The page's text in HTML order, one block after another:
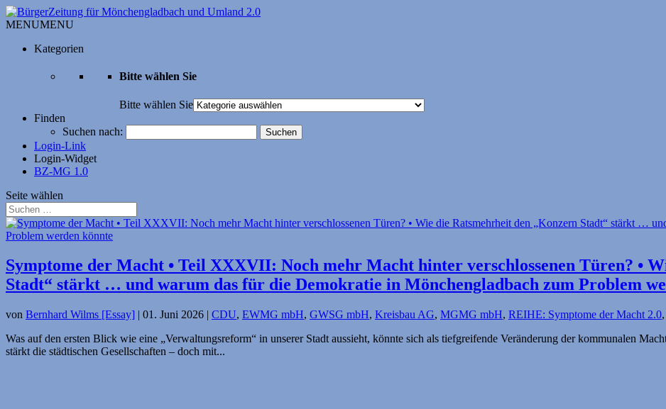
MENUMENU
Kategorien
Bitte wählen Sie
Bitte wählen Sie
Finden
Suchen nach:
Login-Link
Login-Widget
BZ-MG 1.0
Seite wählen
Symptome der Macht • Teil XXXVII: Noch mehr Macht hinter ver­schlossenen Türen? •
Stadt“ stärkt … und warum das für die Demokratie in Mönchengladbach zum Problem
von Bernhard Wilms [Essay] | 01. Juni 2026 | CDU, EWMG mbH, GWSG mbH, Kreisbau AG, MGMG mbH, REIHE: Symptome der Macht 2.0,
Was auf den ersten Blick wie eine „Verwaltungs­reform“ in unserer Stadt aussieht, könnte sich als tiefgreifende Veränderung der kommunalen
stärkt die städtischen Gesellschaften – doch mit...